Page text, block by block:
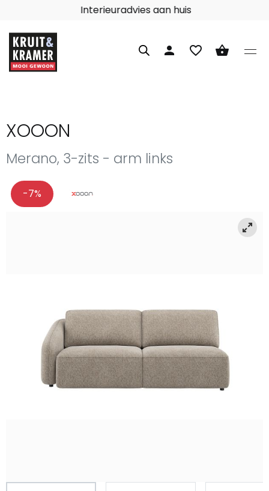
Interieuradvies aan huis
person favorite_border shopping_basket
XOOON
Merano, 3-zits - arm links
-7%